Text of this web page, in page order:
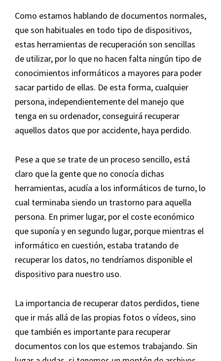
Como estamos hablando de documentos normales,
que son habituales en todo tipo de dispositivos,
estas herramientas de recuperación son sencillas
de utilizar, por lo que no hacen falta ningún tipo de
conocimientos informáticos a mayores para poder
sacar partido de ellas. De esta forma, cualquier
persona, independientemente del manejo que
tenga en su ordenador, conseguirá recuperar
aquellos datos que por accidente, haya perdido.
Pese a que se trate de un proceso sencillo, está
claro que la gente que no conocía dichas
herramientas, acudía a los informáticos de turno, lo
cual terminaba siendo un trastorno para aquella
persona. En primer lugar, por el coste económico
que suponía y en segundo lugar, porque mientras el
informático en cuestión, estaba tratando de
recuperar los datos, no tendríamos disponible el
dispositivo para nuestro uso.
La importancia de recuperar datos perdidos, tiene
que ir más allá de las propias fotos o vídeos, sino
que también es importante para recuperar
documentos con los que estemos trabajando. Sin